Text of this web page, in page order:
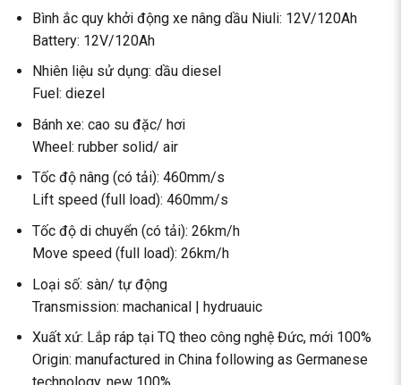
Bình ắc quy khởi động xe nâng dầu Niuli: 12V/120Ah
Battery: 12V/120Ah
Nhiên liệu sử dụng: dầu diesel
Fuel: diezel
Bánh xe: cao su đặc/ hơi
Wheel: rubber solid/ air
Tốc độ nâng (có tải): 460mm/s
Lift speed (full load): 460mm/s
Tốc độ di chuyển (có tải): 26km/h
Move speed (full load): 26km/h
Loại số: sàn/ tự động
Transmission: machanical | hydruauic
Xuất xứ: Lắp ráp tại TQ theo công nghệ Đức, mới 100%
Origin: manufactured in China following as Germanese